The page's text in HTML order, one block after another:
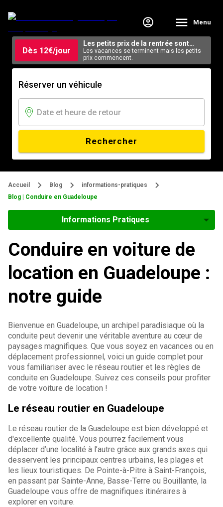
Menu
Dès 12€/jour
Les petits prix de la rentrée sont
arrivés.
Les vacances se terminent mais les petits
prix commencent.
Réserver un véhicule
Rechercher
Accueil Blog
informations-pratiques
Blog | Conduire en Guadeloupe
Informations Pratiques
Conduire en voiture de
location en Guadeloupe :
notre guide
Bienvenue en Guadeloupe, un archipel paradisiaque où la
conduite peut devenir une véritable aventure au cœur de
paysages magnifiques. Que vous soyez en vacances ou en
déplacement professionnel, voici un guide complet pour
vous familiariser avec le réseau routier et les règles de
conduite en Guadeloupe. Suivez ces conseils pour profiter
de votre voiture de location !
Le réseau routier en Guadeloupe
Le réseau routier de la Guadeloupe est bien développé et
d'excellente qualité. Vous pourrez facilement vous
déplacer d’une localité à l’autre grâce aux grands axes qui
desservent les principaux centres urbains, les plages et
les lieux touristiques. De Pointe-à-Pitre à Saint-François,
en passant par Sainte-Anne, Basse-Terre ou Bouillante, la
Guadeloupe vous offre de magnifiques itinéraires à
explorer en voiture.